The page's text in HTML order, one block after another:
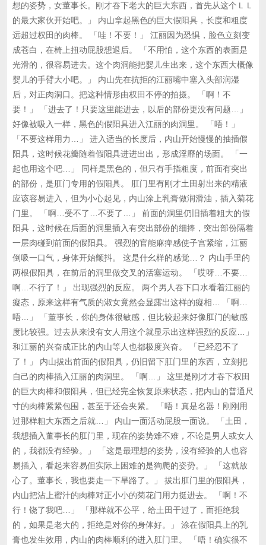
想的姿势，女董事长。刚才吞下老大的巨大东西，首先从这个ＬＬ
的最大家伙开始吧。」 内山拿起黑色的巨大假阳具，长度和粗度
远超过权田的肉棒。 「哇！不要！」 江丽因为恐惧，脸色立刻变
成苍白，在椅上扭动屁股想退后。 「不用怕，这个东西的表面是
光滑的，很容易进去。这个肉洞能把婴儿生出来，这个东西大概像
婴儿的手臂大小吧。」 内山先在抗拒的江丽嘴中塞入头部润湿
后，对正肉洞口。把这种情形由权田不停的拍摄。 「啊！不
要！」 「进去了！只要这里能进去，以后的部份更没有问题…」
好像被吸入一样，黑色的假阳具进入江丽的肉洞里。 「唔！」
「不要这样用力…」 进入适当的长度后，内山开始慢慢的抽插假
阳具，这时候花瓣随着假阳具进进出出，形成淫靡的场面。 「一
起也用这个吧…」 同样是黑色的，但只有手指粗度，前面有突出
的部份，是肛门专用的假阳具。 肛门里有刚才土田射出来的精液
应该容易进入，但为小心起见，内山涂上乳膏做润滑油，插入菊花
门里。 「啊…受不了…不要了…」 前面的洞里仍旧插着粗大的假
阳具，这时候在后面的洞里插入有突出部份的细捧，突出部份隔着
一层肉碰到前面的假阳具。 强烈的官能麻痺感使子宫紧缩，江丽
倒吸一口气，身体开始颤抖。 这是什幺样的感觉…？ 内山手里的
两根假阳具，在前后的洞里做交叉的活塞运动。 「哎呀…不要…
啊…不行了！」 出现强烈的反应。 两个男人吞下口水看着江丽的
癡态，原来这样有气质的淑女竟然会显露出这样的癡相… 「啊…
唔…」 「董事长，你的身体很敏感，但比较起来好像肛门的敏感
度比较强。过去从来没有女人用这个就显示出这样强烈的反应…」
和江丽的兴奋成正比的内山等人也都极度兴奋。 「已经忍不了
了！」 内山拔出前面的假阳具，仍旧留下肛门里的东西，立刻把
自己的肉棒插入江丽的肉洞里。 「啊…」 这里是刚才才吞下权田
的巨大肉棒和假阳具，但已经完全恢复原来状态，把内山的普通尺
寸的肉棒紧紧包围，甚至于还会夹紧。 「唔！真是名器！刚刚用
过那样粗大东西之后就…」 内山一面活动屁股一面说。 「土田，
我想插入董事长的肛门里，现在的姿势难不难，不论是男人或女人
的，我都没有经验。」 「这是最理想的姿势，没有经验的人也容
易插入，看起来容易但实际上困难的是狗爬的姿势。」 「这就放
心了。董事长，我也要走一下旱路了。」 拔出肛门里的假阳具，
内山把沾上蜜汁的肉棒对正小小的菊花门用力挺进去。 「啊！不
行！饶了我吧…」 「那样就不公平，给土田干过了，而拒绝我
的，如果是老大的，拒绝是对你的身体好。」 涂在假阳具上的乳
膏也发生效用，内山的肉棒顺利的进入肛门里。 「唔！确实很不